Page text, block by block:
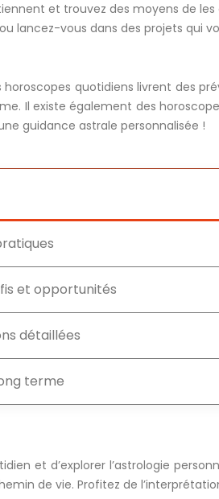
et trouvez des moyens de les
lancez-vous dans des projets qui
quotidiens livrent des
Il existe également des
guidance astrale personnalisée !
et opportunités
détaillées
terme
et d’explorer l’astrologie
de vie. Profitez de